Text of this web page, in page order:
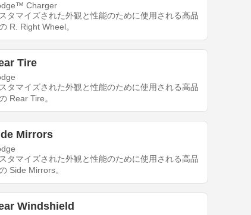
Charger
タマイズされた外観と性能のために使用される高品
R. Right Wheel。
Tire
タマイズされた外観と性能のために使用される高品
Rear Tire。
Mirrors
タマイズされた外観と性能のために使用される高品
Side Mirrors。
Windshield